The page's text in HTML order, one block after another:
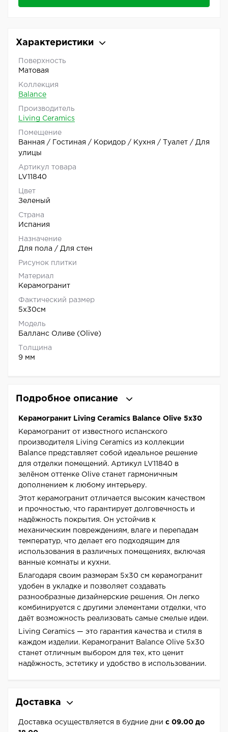
Характеристики
Поверхность
Матовая
Коллекция
Balance
Производитель
Living Ceramics
Помещение
Ванная / Гостиная / Коридор / Кухня / Туалет / Для
улицы
Артикул товара
LV11840
Цвет
Зеленый
Страна
Испания
Назначение
Для пола / Для стен
Рисунок плитки
Материал
Керамогранит
Фактический размер
5x30см
Модель
Балланс Оливе (Olive)
Толщина
9 мм
Подробное описание
Керамогранит Living Ceramics Balance Olive 5x30
Керамогранит от известного испанского
производителя Living Ceramics из коллекции
Balance представляет собой идеальное решение
для отделки помещений. Артикул LV11840 в
зелёном оттенке Olive станет гармоничным
дополнением к любому интерьеру.
Этот керамогранит отличается высоким качеством
и прочностью, что гарантирует долговечность и
надёжность покрытия. Он устойчив к
механическим повреждениям, влаге и перепадам
температур, что делает его подходящим для
использования в различных помещениях, включая
ванные комнаты и кухни.
Благодаря своим размерам 5x30 см керамогранит
удобен в укладке и позволяет создавать
разнообразные дизайнерские решения. Он легко
комбинируется с другими элементами отделки, что
даёт возможность реализовать самые смелые идеи.
Living Ceramics — это гарантия качества и стиля в
каждом изделии. Керамогранит Balance Olive 5x30
станет отличным выбором для тех, кто ценит
надёжность, эстетику и удобство в использовании.
Доставка
Доставка осуществляется в будние дни с 09.00 до